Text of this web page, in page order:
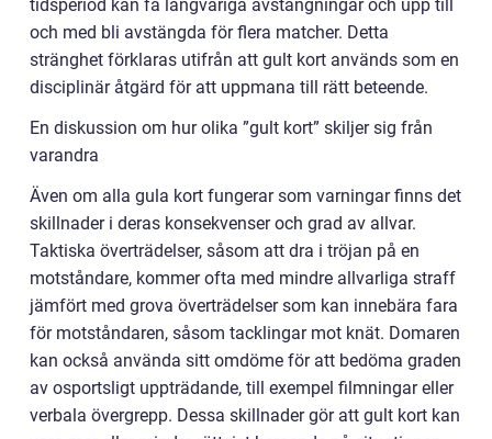
tidsperiod kan få långvariga avstängningar och upp till
och med bli avstängda för flera matcher. Detta
stränghet förklaras utifrån att gult kort används som en
disciplinär åtgärd för att uppmana till rätt beteende.
En diskussion om hur olika ”gult kort” skiljer sig från
varandra
Även om alla gula kort fungerar som varningar finns det
skillnader i deras konsekvenser och grad av allvar.
Taktiska överträdelser, såsom att dra i tröjan på en
motståndare, kommer ofta med mindre allvarliga straff
jämfört med grova överträdelser som kan innebära fara
för motståndaren, såsom tacklingar mot knät. Domaren
kan också använda sitt omdöme för att bedöma graden
av osportsligt uppträdande, till exempel filmningar eller
verbala övergrepp. Dessa skillnader gör att gult kort kan